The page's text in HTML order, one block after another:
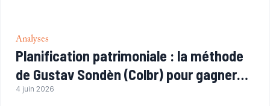
Analyses
Planification patrimoniale : la méthode
de Gustav Sondèn (Colbr) pour gagner
des appels d'offres
4 juin 2026